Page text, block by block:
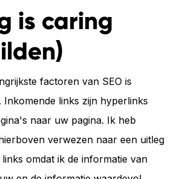
is caring
factoren van SEO is
. Inkomende links zijn hyperlinks
naar uw pagina. Ik heb
verwezen naar een uitleg
omdat ik de informatie van